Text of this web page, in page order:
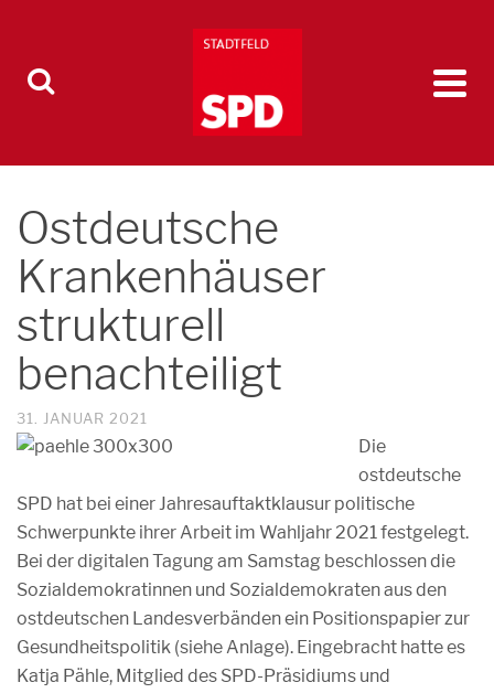
Ostdeutsche
Krankenhäuser
strukturell
benachteiligt
31. JANUAR 2021
Die
ostdeutsche
SPD hat bei einer Jahresauftaktklausur politische
Schwerpunkte ihrer Arbeit im Wahljahr 2021 festgelegt.
Bei der digitalen Tagung am Samstag beschlossen die
Sozialdemokratinnen und Sozialdemokraten aus den
ostdeutschen Landesverbänden ein Positionspapier zur
Gesundheitspolitik (siehe Anlage). Eingebracht hatte es
Katja Pähle, Mitglied des SPD-Präsidiums und